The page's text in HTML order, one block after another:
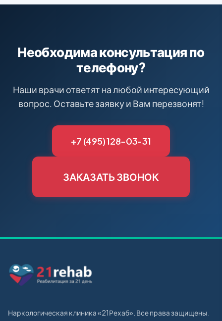
Необходима консультация по
телефону?
Наши врачи ответят на любой интересующий
вопрос. Оставьте заявку и Вам перезвонят!
+7 (495) 128-03-31
ЗАКАЗАТЬ ЗВОНОК
Наркологическая клиника «21Рехаб». Все права защищены.